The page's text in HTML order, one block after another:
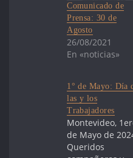
Comunicado de
Prensa: 30 de
Agosto
26/08/2021
En «noticias»
1° de Mayo: Día
las y los
Trabajadores
Montevideo,
de Mayo de
Queridos